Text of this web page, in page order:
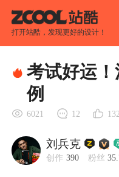
打开站酷，发现更好的设计！
考试好运
例
6021 12 132
刘兵克
创作 390 粉丝